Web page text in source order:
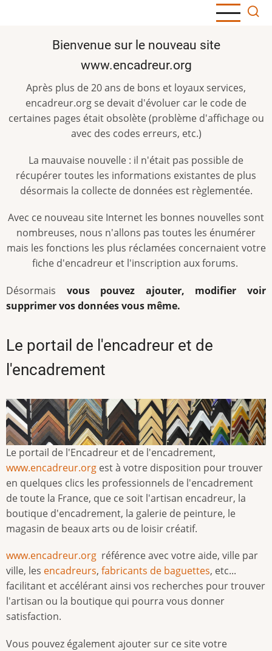
Bienvenue sur le nouveau site
www.encadreur.org
Après plus de 20 ans de bons et loyaux services,
encadreur.org se devait d'évoluer car le code de
certaines pages était obsolète (problème d'affichage ou
avec des codes erreurs, etc.)
La mauvaise nouvelle : il n'était pas possible de
récupérer toutes les informations existantes de plus
désormais la collecte de données est règlementée.
Avec ce nouveau site Internet les bonnes nouvelles sont
nombreuses, nous n'allons pas toutes les énumérer
mais les fonctions les plus réclamées concernaient votre
fiche d'encadreur et l'inscription aux forums.
Désormais vous pouvez ajouter, modifier voir
supprimer vos données vous même.
Le portail de l'encadreur et de
l'encadrement
Le portail de l'Encadreur et de l'encadrement,
www.encadreur.org est à votre disposition pour trouver
en quelques clics les professionnels de l'encadrement
de toute la France, que ce soit l'artisan encadreur, la
boutique d'encadrement, la galerie de peinture, le
magasin de beaux arts ou de loisir créatif.
www.encadreur.org référence avec votre aide, ville par
ville, les encadreurs, fabricants de baguettes, etc...
facilitant et accélérant ainsi vos recherches pour trouver
l'artisan ou la boutique qui pourra vous donner
satisfaction.
Vous pouvez également ajouter sur ce site votre